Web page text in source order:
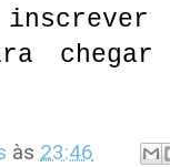
às 23:46